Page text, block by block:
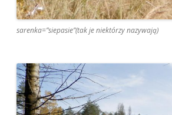
sarenka=”siepasie”(tak je niektórzy nazywają)